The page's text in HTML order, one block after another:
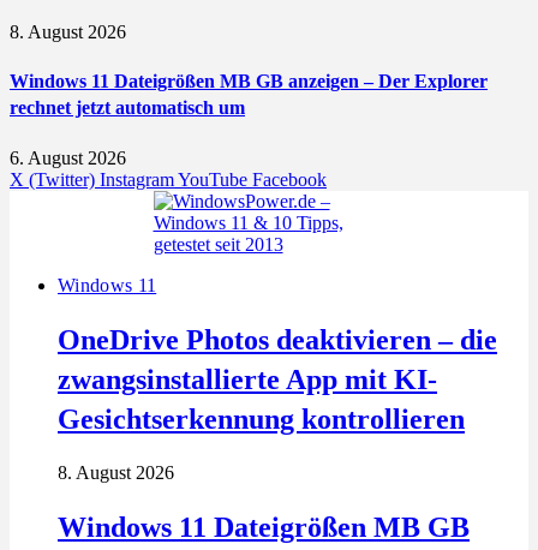
8. August 2026
Windows 11 Dateigrößen MB GB anzeigen – Der Explorer
rechnet jetzt automatisch um
6. August 2026
X (Twitter) InstagramYouTube Facebook
Windows 11
OneDrive Photos deaktivieren – die
zwangsinstallierte App mit KI-
Gesichtserkennung kontrollieren
8. August 2026
Windows 11 Dateigrößen MB GB